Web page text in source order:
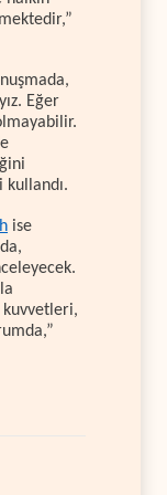
Eğer
kullandı.
ise
kuvvetleri,